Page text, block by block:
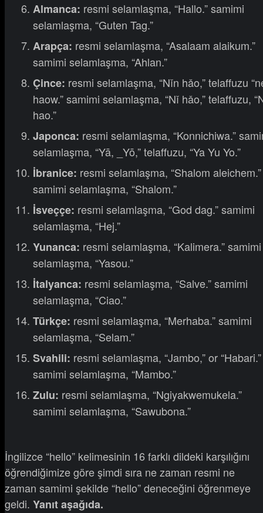
Almanca: resmi selamlaşma, “Hallo.” samimi
selamlaşma, “Guten Tag.”
Arapça: resmi selamlaşma, “Asalaam alaikum.”
samimi selamlaşma, “Ahlan.”
Çince: resmi selamlaşma, “Nǐn hǎo,” telaffuzu
haow.” samimi selamlaşma, “Nǐ hǎo,” telaffuzu,
hao.”
Japonca: resmi selamlaşma, “Konnichiwa.”
selamlaşma, “Yā, _Yō,” telaffuzu, “Ya Yu Yo.”
İbranice: resmi selamlaşma, “Shalom aleichem.”
samimi selamlaşma, “Shalom.”
İsveççe: resmi selamlaşma, “God dag.” samimi
selamlaşma, “Hej.”
Yunanca: resmi selamlaşma, “Kalimera.” samimi
selamlaşma, “Yasou.”
İtalyanca: resmi selamlaşma, “Salve.” samimi
selamlaşma, “Ciao.”
Türkçe: resmi selamlaşma, “Merhaba.” samimi
selamlaşma, “Selam.”
Svahili: resmi selamlaşma, “Jambo,” or “Habari.”
samimi selamlaşma, “Mambo.”
Zulu: resmi selamlaşma, “Ngiyakwemukela.”
samimi selamlaşma, “Sawubona.”
İngilizce “hello” kelimesinin 16 farklı dildeki karşılığını
öğrendiğimize göre şimdi sıra ne zaman resmi ne
zaman samimi şekilde “hello” deneceğini öğrenmeye
geldi. Yanıt aşağıda.